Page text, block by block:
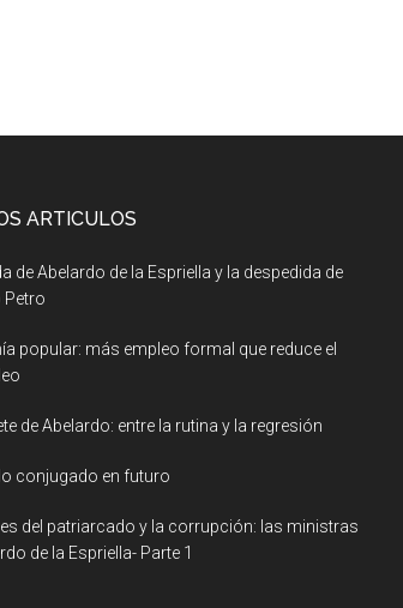
ARTICULOS
de Abelardo de la Espriella y la despedida de
Petro
popular: más empleo formal que reduce el
de Abelardo: entre la rutina y la regresión
conjugado en futuro
del patriarcado y la corrupción: las ministras
de la Espriella- Parte 1